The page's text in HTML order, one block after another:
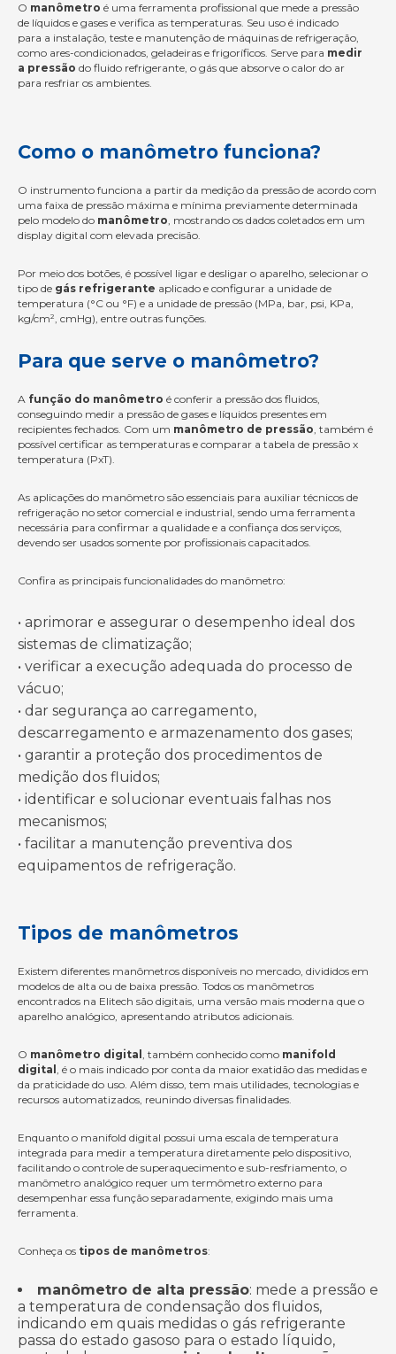
O manômetro é uma ferramenta profissional que mede a pressão
de líquidos e gases e verifica as temperaturas. Seu uso é indicado
para a instalação, teste e manutenção de máquinas de refrigeração,
como ares-condicionados, geladeiras e frigoríficos. Serve para medir
a pressão do fluido refrigerante, o gás que absorve o calor do ar
para resfriar os ambientes.
Como o manômetro funciona?
O instrumento funciona a partir da medição da pressão de acordo com
uma faixa de pressão máxima e mínima previamente determinada
pelo modelo do manômetro, mostrando os dados coletados em um
display digital com elevada precisão.
Por meio dos botões, é possível ligar e desligar o aparelho, selecionar o
tipo de gás refrigerante aplicado e configurar a unidade de
temperatura (°C ou °F) e a unidade de pressão (MPa, bar, psi, KPa,
kg/cm², cmHg), entre outras funções.
Para que serve o manômetro?
A função do manômetro é conferir a pressão dos fluidos,
conseguindo medir a pressão de gases e líquidos presentes em
recipientes fechados. Com um manômetro de pressão, também é
possível certificar as temperaturas e comparar a tabela de pressão x
temperatura (PxT).
As aplicações do manômetro são essenciais para auxiliar técnicos de
refrigeração no setor comercial e industrial, sendo uma ferramenta
necessária para confirmar a qualidade e a confiança dos serviços,
devendo ser usados somente por profissionais capacitados.
Confira as principais funcionalidades do manômetro:
• aprimorar e assegurar o desempenho ideal dos
sistemas de climatização;
• verificar a execução adequada do processo de
vácuo;
• dar segurança ao carregamento,
descarregamento e armazenamento dos gases;
• garantir a proteção dos procedimentos de
medição dos fluidos;
• identificar e solucionar eventuais falhas nos
mecanismos;
• facilitar a manutenção preventiva dos
equipamentos de refrigeração.
Tipos de manômetros
Existem diferentes manômetros disponíveis no mercado, divididos em
modelos de alta ou de baixa pressão. Todos os manômetros
encontrados na Elitech são digitais, uma versão mais moderna que o
aparelho analógico, apresentando atributos adicionais.
O manômetro digital , também conhecido como manifold
digital , é o mais indicado por conta da maior exatidão das medidas e
da praticidade do uso. Além disso, tem mais utilidades, tecnologias e
recursos automatizados, reunindo diversas finalidades.
Enquanto o manifold digital possui uma escala de temperatura
integrada para medir a temperatura diretamente pelo dispositivo,
facilitando o controle de superaquecimento e sub-resfriamento, o
manômetro analógico requer um termômetro externo para
desempenhar essa função separadamente, exigindo mais uma
ferramenta.
Conheça os tipos de manômetros:
manômetro de alta pressão: mede a pressão e
a temperatura de condensação dos fluidos,
indicando em quais medidas o gás refrigerante
passa do estado gasoso para o estado líquido,